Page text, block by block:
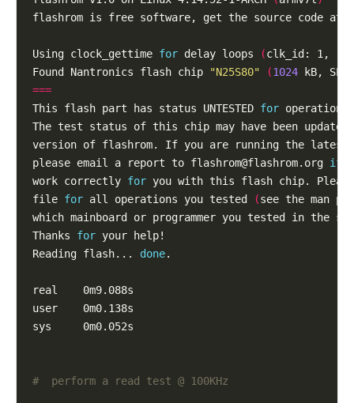
Using clock_gettime for delay loops (clk_id: 1,
Found Nantronics flash chip
"N25S80" (1024 kB, SPI
===
This flash part has status UNTESTED for
please email a report to flashrom@flashrom.org if
work correctly for
file for all operations you tested (see the man
Thanks for
Reading flash... done
#  perform a read test @ 100KHz